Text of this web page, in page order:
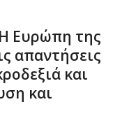
Ευρώπη της
απαντήσεις
και
και